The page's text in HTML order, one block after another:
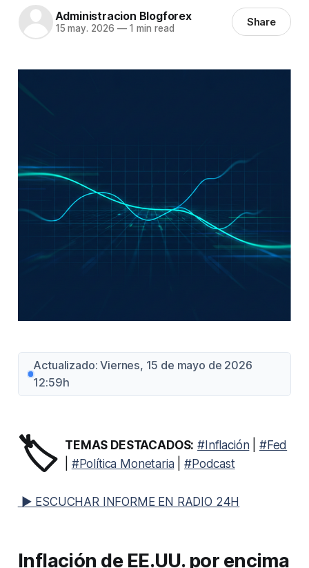
Administracion Blogforex
15 may. 2026 —1 min read Share
Actualizado: Viernes, 15 de mayo de 2026
12:59h
🏷️ TEMAS DESTACADOS: #Inflación| #Fed
#Política Monetaria|#Podcast
▶ ESCUCHAR INFORME EN RADIO 24H
Inflación de EE.UU. por encima